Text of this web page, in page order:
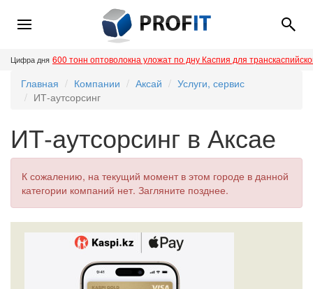
Цифра дня 600 тонн оптоволокна уложат по дну Каспия для
Главная Компании Аксай
Услуги, сервис
ИТ-аутсорсинг
ИТ-аутсорсинг в Аксае
К сожалению, на текущий момент в этом городе в данной
категории компаний нет. Загляните позднее.